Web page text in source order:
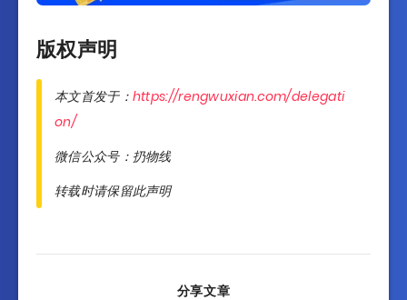
版权声明
本文首发于： https://rengwuxian.com/delegati
on/
微信公众号：扔物线
转载时请保留此声明
分享文章